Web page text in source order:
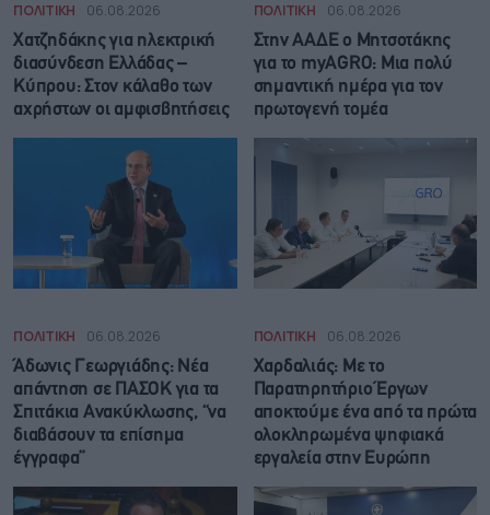
ΠΟΛΙΤΙΚΗ 06.08.2026
Χατζηδάκης για ηλεκτρική
διασύνδεση Ελλάδας –
Κύπρου: Στον κάλαθο των
αχρήστων οι αμφισβητήσεις
ΠΟΛΙΤΙΚΗ 06.08.2026
Στην ΑΑΔΕ ο Μητσοτάκης
για το myAGRO: Μια πολύ
σημαντική ημέρα για τον
πρωτογενή τομέα
ΠΟΛΙΤΙΚΗ 06.08.2026
Άδωνις Γεωργιάδης: Νέα
απάντηση σε ΠΑΣΟΚ για τα
Σπιτάκια Ανακύκλωσης, “να
διαβάσουν τα επίσημα
έγγραφα”
ΠΟΛΙΤΙΚΗ 06.08.2026
Χαρδαλιάς: Με το
Παρατηρητήριο Έργων
αποκτούμε ένα από τα πρώτα
ολοκληρωμένα ψηφιακά
εργαλεία στην Ευρώπη